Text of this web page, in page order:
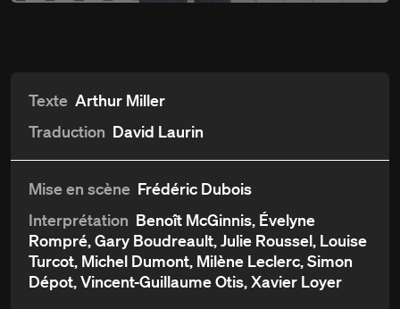
Texte Arthur Miller
Traduction David Laurin
Mise en scène Frédéric Dubois
Interprétation Benoît McGinnis, Évelyne
Rompré, Gary Boudreault, Julie Roussel, Louise
Turcot, Michel Dumont, Milène Leclerc, Simon
Dépot, Vincent-Guillaume Otis, Xavier Loyer